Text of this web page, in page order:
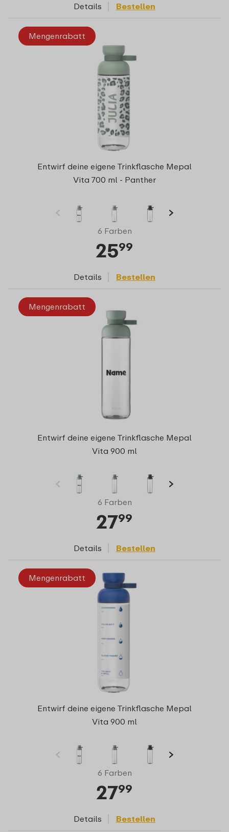
Details Bestellen
Mengenrabatt
Entwirf deine eigene Trinkflasche Mepal
Vita 700 ml - Panther
6 Farben
2599
Details Bestellen
Mengenrabatt
Entwirf deine eigene Trinkflasche Mepal
Vita 900 ml
6 Farben
2799
Details Bestellen
Mengenrabatt
Entwirf deine eigene Trinkflasche Mepal
Vita 900 ml
6 Farben
2799
Details Bestellen